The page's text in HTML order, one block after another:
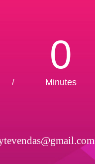
/
0
Minutes